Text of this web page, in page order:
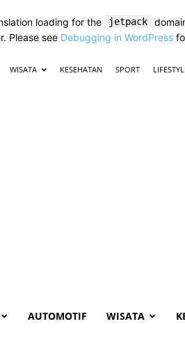
loading for the jetpack
Please see Debugging in WordPress
WISATA KESEHATAN SPORT
AUTOMOTIF WISATA